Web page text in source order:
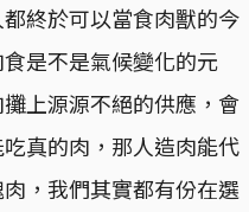
終於可以當食肉獸的今
是不是氣候變化的元
上源源不絕的供應，會
真的肉，那人造肉能代
，我們其實都有份在選